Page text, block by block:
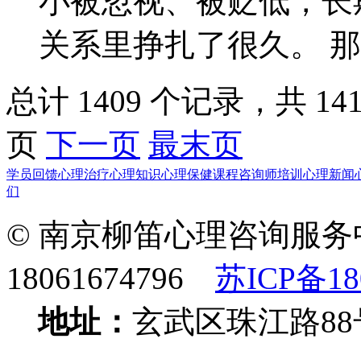
关系里挣扎了很久。
总计 1409 个记录，共
页 下一页 最末页
学员回馈心理治疗心理知识心理保健课程咨询师培训 心理新闻
们
© 南京柳笛心理咨询服
18061674796 苏ICP备
地址： 玄武区珠江路